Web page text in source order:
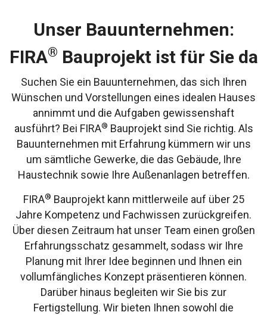
Unser Bauunternehmen:
FIRA® Bauprojekt ist für Sie da
Suchen Sie ein Bauunternehmen, das sich Ihren
Wünschen und Vorstellungen eines idealen Hauses
annimmt und die Aufgaben gewissenshaft
ausführt? Bei FIRA® Bauprojekt sind Sie richtig. Als
Bauunternehmen mit Erfahrung kümmern wir uns
um sämtliche Gewerke, die das Gebäude, Ihre
Haustechnik sowie Ihre Außenanlagen betreffen.
FIRA® Bauprojekt kann mittlerweile auf über 25
Jahre Kompetenz und Fachwissen zurückgreifen.
Über diesen Zeitraum hat unser Team einen großen
Erfahrungsschatz gesammelt, sodass wir Ihre
Planung mit Ihrer Idee beginnen und Ihnen ein
vollumfängliches Konzept präsentieren können.
Darüber hinaus begleiten wir Sie bis zur
Fertigstellung. Wir bieten Ihnen sowohl die